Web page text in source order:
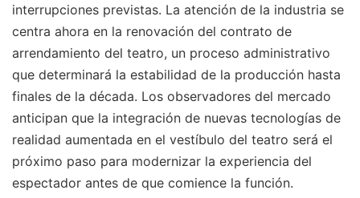
interrupciones previstas. La atención de la industria se
centra ahora en la renovación del contrato de
arrendamiento del teatro, un proceso administrativo
que determinará la estabilidad de la producción hasta
finales de la década. Los observadores del mercado
anticipan que la integración de nuevas tecnologías de
realidad aumentada en el vestíbulo del teatro será el
próximo paso para modernizar la experiencia del
espectador antes de que comience la función.